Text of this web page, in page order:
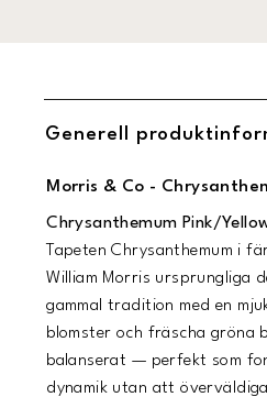
Generell
Morris & Co -
Chrysanthemum Pink/
TapetenChrysanthemum i
William Morris ursprungliga
gammal tradition med en
blomster och fräscha gröna
balanserat — perfekt som
dynamik utan att